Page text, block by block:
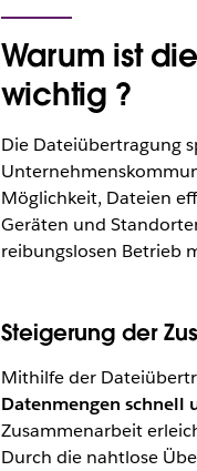
Warum ist
wichtig ?
Die Dateiübertragung
Möglichkeit, Dateien
Geräten und
reibungslosen Betrieb
Steigerung der
Mithilfe der
Datenmengen schnell
Zusammenarbeit
Durch die nahtlose